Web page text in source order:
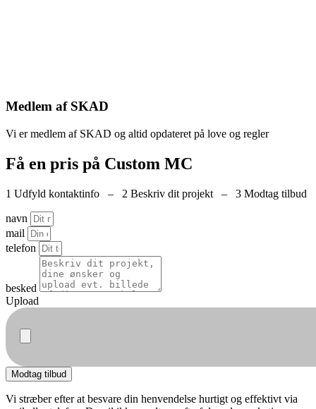
Medlem af SKAD
Vi er medlem af SKAD og altid opdateret på love og regler
Få en pris på Custom MC
1 Udfyld kontaktinfo – 2 Beskriv dit projekt – 3 Modtag tilbud
navn
mail
telefon
besked
Upload
Modtag tilbud
Vi stræber efter at besvare din henvendelse hurtigt og effektivt via